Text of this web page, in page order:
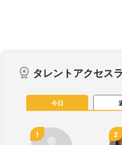
タレントアクセス
今日